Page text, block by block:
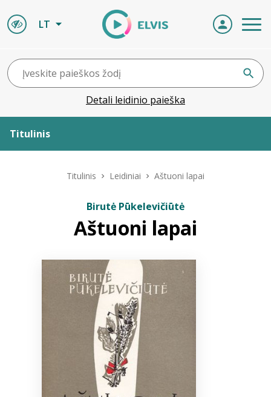
LT
Detali leidinio paieška
Titulinis
ELVIS atvyksta
Titulinis Leidiniai Aštuoni lapai
Birutė Pūkelevičiūtė
Aštuoni lapai